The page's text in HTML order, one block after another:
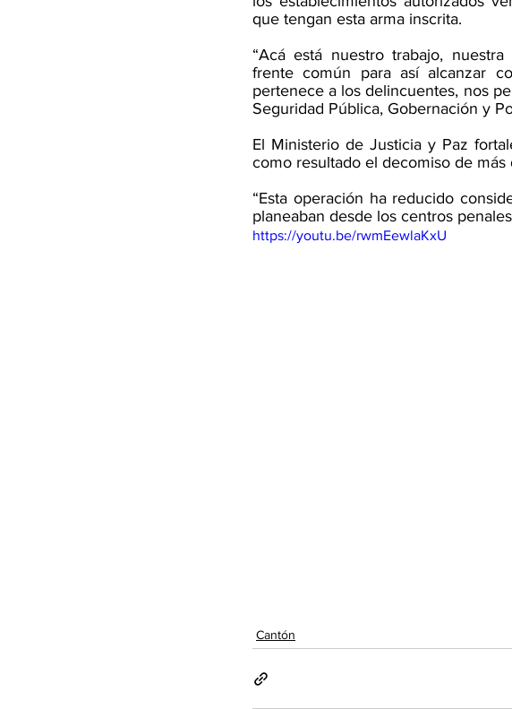
que tengan esta arma inscrita.
“Acá está nuestro trabajo,
frente común para así alcanzar
pertenece a los delincuentes, nos
Seguridad Pública, Gobernación y
El Ministerio de Justicia y Paz
como resultado el decomiso de
“Esta operación ha reducido
planeaban desde los centros
https://youtu.be/rwmEewlaKxU
Cantón